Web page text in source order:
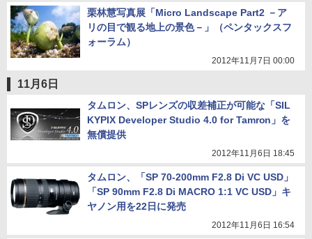
栗林慧写真展「Micro Landscape Part2 －ア
リの目で観る地上の景色－」（ペンタックスフ
ォーラム）
2012年11月7日 00:00
11月6日
タムロン、SPレンズの収差補正が可能な「SIL
KYPIX Developer Studio 4.0 for Tamron」を
無償提供
2012年11月6日 18:45
タムロン、「SP 70-200mm F2.8 Di VC USD」
「SP 90mm F2.8 Di MACRO 1:1 VC USD」キ
ヤノン用を22日に発売
2012年11月6日 16:54